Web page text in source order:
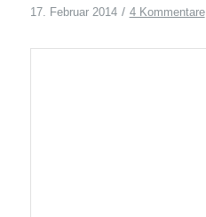
17. Februar 2014 / 4 Kommentare